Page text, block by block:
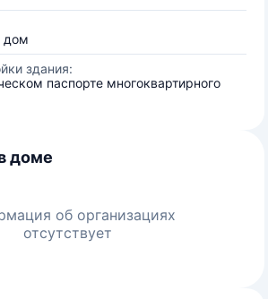
дом
здания:
паспорте многоквартирного
доме
об организациях
отсутствует